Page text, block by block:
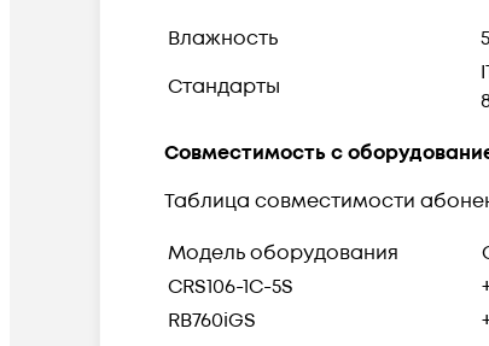
Влажность
Стандарты
Совместимость с
Таблица совместимости
Модель оборудования
CRS106-1C-5S
RB760iGS